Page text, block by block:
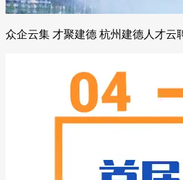
众企云集 才聚建德 杭州建德人才云